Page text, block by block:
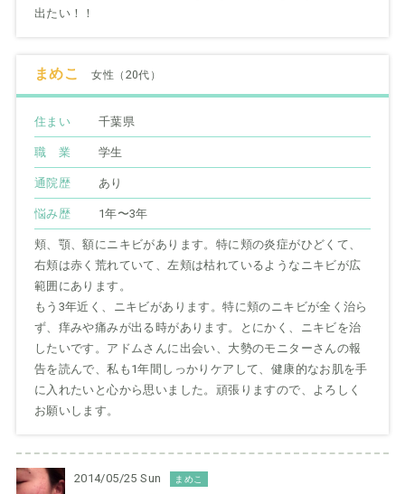
出たい！！
まめこ 女性（20代）
住まい 千葉県
職 業 学生
通院歴 あり
悩み歴 1年〜3年
頬、顎、額にニキビがあります。特に頬の炎症がひどくて、
右頬は赤く荒れていて、左頬は枯れているようなニキビが広
範囲にあります。
もう3年近く、ニキビがあります。特に頬のニキビが全く治ら
ず、痒みや痛みが出る時があります。とにかく、ニキビを治
したいです。アドムさんに出会い、大勢のモニターさんの報
告を読んで、私も1年間しっかりケアして、健康的なお肌を手
に入れたいと心から思いました。頑張りますので、よろしく
お願いします。
2014/05/25 Sun まめこ